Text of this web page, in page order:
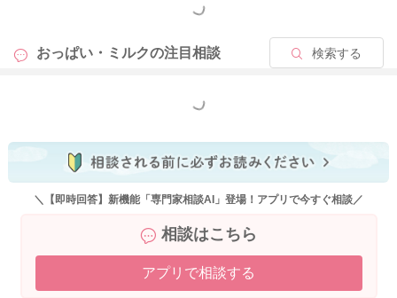
もっと見る
おっぱい・ミルクの注目相談 検索する
もっと見る
＼【即時回答】新機能「専門家相談AI」登場！アプリで今すぐ相談／
相談はこちら
アプリで相談する